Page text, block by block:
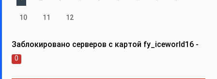
10 11 12
Заблокировано серверов с картой fy_iceworld16 -
0